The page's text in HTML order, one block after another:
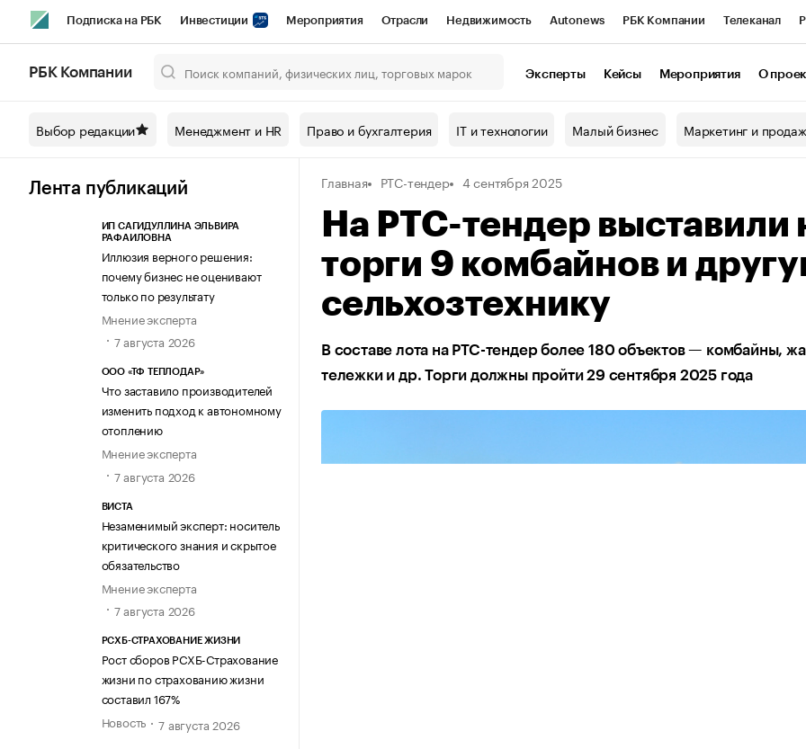
Подписка на РБК Инвестиции Мероприятия Отрасли Недвижимость Autonews РБК Компании Телеканал
Спецпроекты СПб Конференции СПб Спецпроекты Проверка контрагентов
Технологии и медиа Рынок наличной валюты
РБК Компании Эксперты Кейсы Мероприятия О
Выбор редакции Менеджмент и HR Право и бухгалтерия IT и технологии Малый бизнес Маркетинг и
Лента публикаций
ИП САГИДУЛЛИНА ЭЛЬВИРА
РАФАИЛОВНА
Иллюзия верного решения:
почему бизнес не оценивают
только по результату
Мнение эксперта
7 августа 2026
ООО «ТФ ТЕПЛОДАР»
Что заставило производителей
изменить подход к автономному
отоплению
Мнение эксперта
7 августа 2026
ВИСТА
Незаменимый эксперт: носитель
критического знания и скрытое
обязательство
Мнение эксперта
7 августа 2026
РСХБ-СТРАХОВАНИЕ ЖИЗНИ
Рост сборов РСХБ-Страхование
жизни по страхованию жизни
составил 167%
Новость
7 августа 2026
Главная РТС-тендер 4 сентября 2025
На РТС-тендер выставили
торги 9 комбайнов и
сельхозтехнику
В составе лота на РТС-тендер более 180 объектов — комбайны,
тележки и др. Торги должны пройти 29 сентября 2025 года